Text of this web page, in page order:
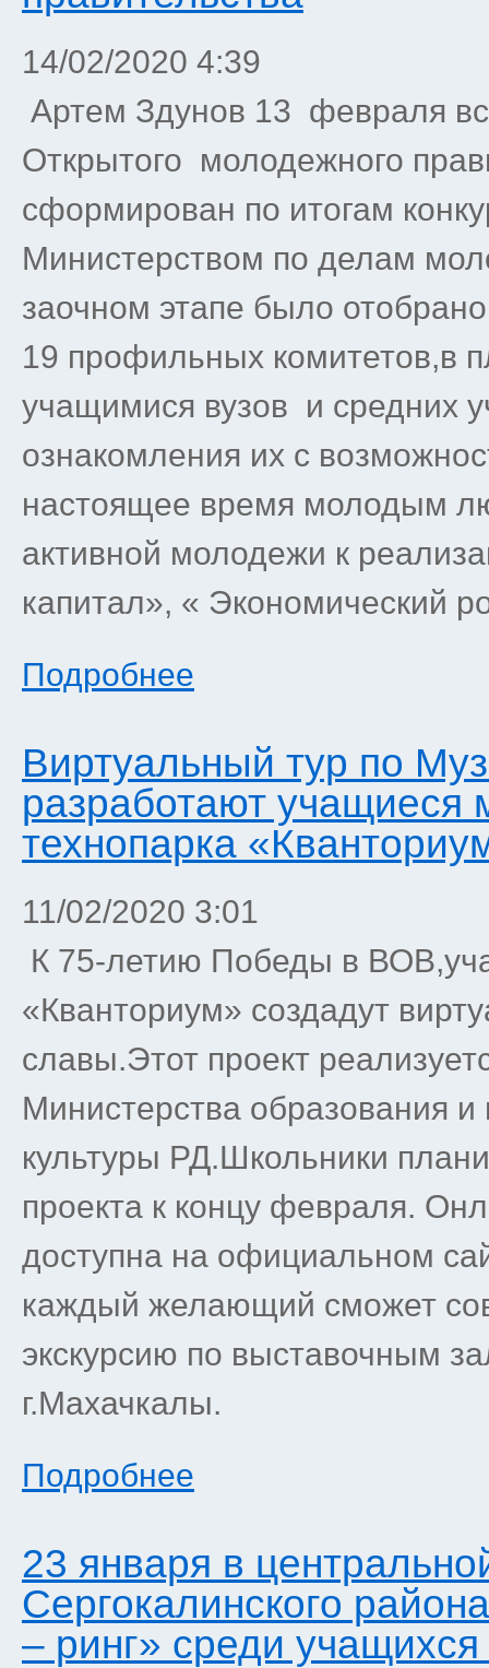
14/02/2020 4:39
Артем Здунов 13 февраля
Открытого молодежного
сформирован по итогам
Министерством по делам
заочном этапе было
19 профильных комитетов,в
учащимися вузов и средних
ознакомления их с
настоящее время молодым
активной молодежи к
капитал», « Экономический
Подробнее
Виртуальный тур по
разработают учащиеся
технопарка
11/02/2020 3:01
К 75-летию Победы в
«Кванториум» создадут
славы.Этот проект
Министерства образования
культуры РД.Школьники
проекта к концу февраля.
доступна на официальном
каждый желающий сможет
экскурсию по выставочным
г.Махачкалы.
Подробнее
23 января в
Сергокалинского
– ринг» среди